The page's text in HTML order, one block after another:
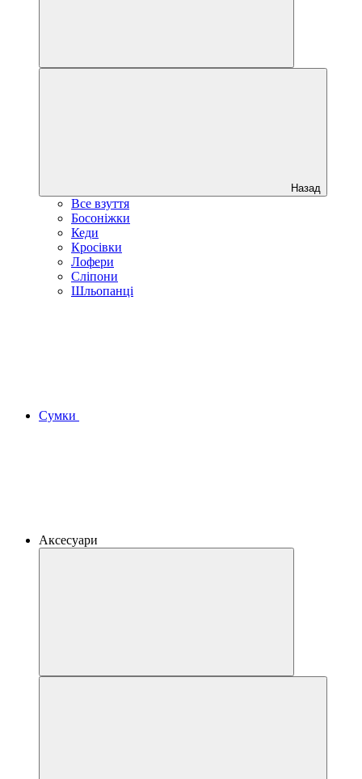
Назад
Все взуття
Босоніжки
Кеди
Кросівки
Лофери
Сліпони
Шльопанці
Сумки
Аксесуари